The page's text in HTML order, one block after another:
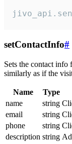
setContactInfo#
Sets the contact info
similarly as if the
Name Type
name
string
email
string
phone
string
description string